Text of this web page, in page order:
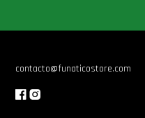
contacto@funaticostore.com